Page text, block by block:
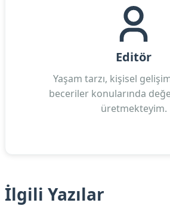
Editör
Yaşam tarzı, kişisel
beceriler konularında
üretmekteyim.
İlgili Yazılar